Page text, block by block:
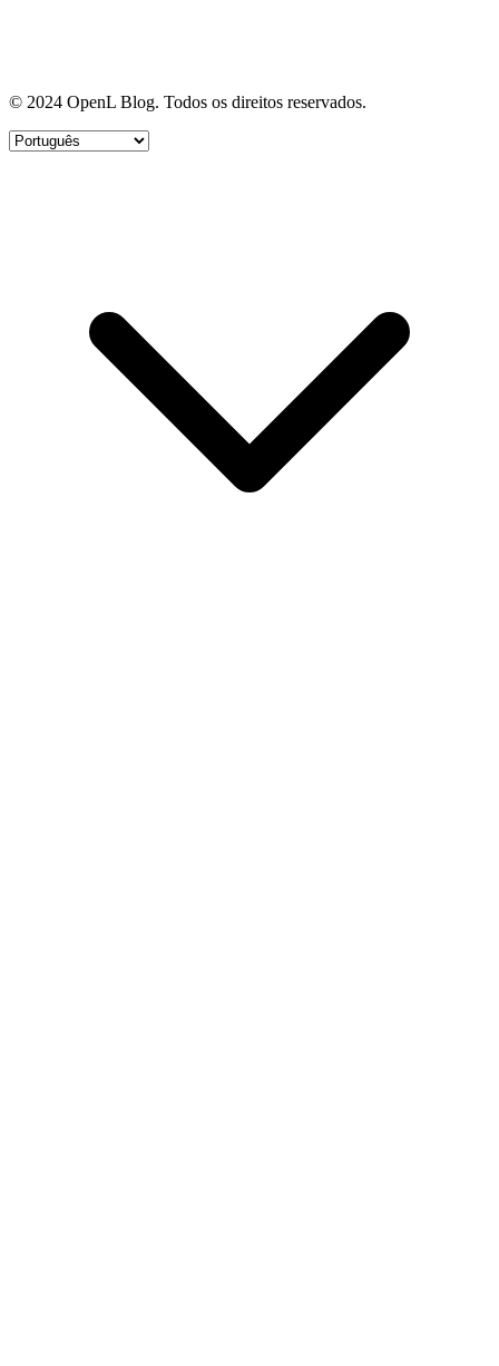
© 2024 OpenL Blog. Todos os direitos reservados.